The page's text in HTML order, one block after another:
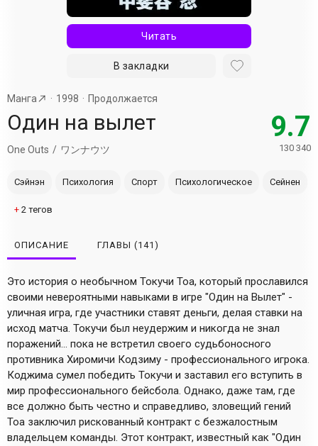
Читать
В закладки
Манга 1998 Продолжается
Один на вылет
One Outs ワンナウツ
9.7
130 340
Сэйнэн Психология Спорт Психологическое Сейнен
+ 2 тегов
ОПИСАНИЕ ГЛАВЫ (141)
Это история о необычном Токучи Тоа, который прославился
своими невероятными навыками в игре "Один на Вылет" -
уличная игра, где участники ставят деньги, делая ставки на
исход матча. Токучи был неудержим и никогда не знал
поражений... пока не встретил своего судьбоносного
противника Хиромичи Кодзиму - профессионального игрока.
Коджима сумел победить Токучи и заставил его вступить в
мир профессионального бейсбола. Однако, даже там, где
все должно быть честно и справедливо, зловещий гений
Тоа заключил рискованный контракт с безжалостным
владельцем команды. Этот контракт, известный как "Один